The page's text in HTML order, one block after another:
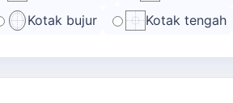
Kotak bujur
Kotak tengah